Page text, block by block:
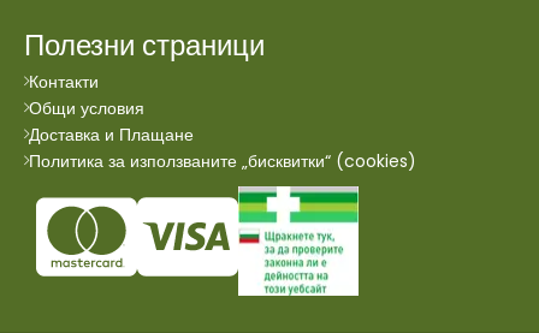
Полезни страници
Контакти
Общи условия
Доставка и Плащане
Политика за използваните „бисквитки“ (cookies)